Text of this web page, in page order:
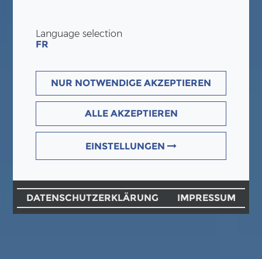
Language selection
FR
NUR NOTWENDIGE AKZEPTIEREN
ALLE AKZEPTIEREN
EINSTELLUNGEN
DATENSCHUTZERKLÄRUNG IMPRESSUM